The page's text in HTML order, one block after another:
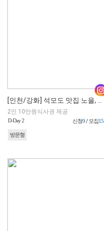
2인 10만원식사권 제공
D-Day 2 신청9/ 모집15
방문형